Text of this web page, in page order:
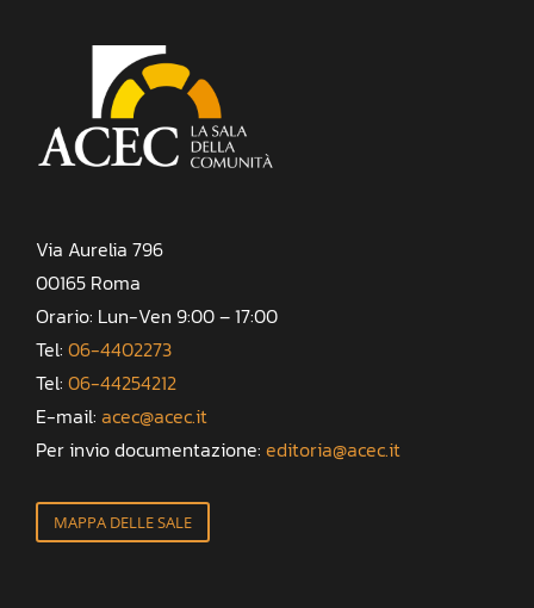
Via Aurelia 796
00165 Roma
Orario: Lun-Ven 9:00 – 17:00
Tel: 06-4402273
Tel: 06-44254212
E-mail: acec@acec.it
Per invio documentazione: editoria@acec.it
MAPPA DELLE SALE